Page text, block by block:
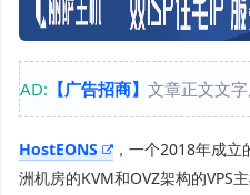
AD: 【广告招商】 文章正文文
HostEONS
，一个2018年成
洲机房的KVM和OVZ架构的VPS